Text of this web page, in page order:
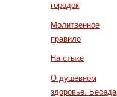
городок
Молитвенное
правило
На стыке
О душевном
здоровье. Беседа